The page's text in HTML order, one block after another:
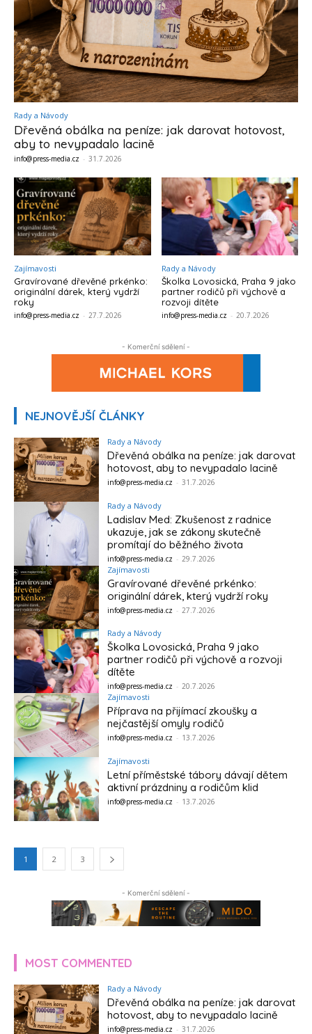
Rady a Návody
Dřevěná obálka na peníze: jak darovat hotovost,
aby to nevypadalo lacině
info@press-media.cz - 31.7.2026
Zajímavosti
Gravírované dřevěné prkénko:
originální dárek, který vydrží
roky
info@press-media.cz - 27.7.2026
Rady a Návody
Školka Lovosická, Praha 9 jako
partner rodičů při výchově a
rozvoji dítěte
info@press-media.cz - 20.7.2026
- Komerční sdělení -
NEJNOVĚJŠÍ ČLÁNKY
Rady a Návody
Dřevěná obálka na peníze: jak darovat
hotovost, aby to nevypadalo lacině
info@press-media.cz - 31.7.2026
Rady a Návody
Ladislav Med: Zkušenost z radnice
ukazuje, jak se zákony skutečně
promítají do běžného života
info@press-media.cz - 29.7.2026
Zajímavosti
Gravírované dřevěné prkénko:
originální dárek, který vydrží roky
info@press-media.cz - 27.7.2026
Rady a Návody
Školka Lovosická, Praha 9 jako
partner rodičů při výchově a rozvoji
dítěte
info@press-media.cz - 20.7.2026
Zajímavosti
Příprava na přijímací zkoušky a
nejčastější omyly rodičů
info@press-media.cz - 13.7.2026
Zajímavosti
Letní příměstské tábory dávají dětem
aktivní prázdniny a rodičům klid
info@press-media.cz - 13.7.2026
1 2 3
- Komerční sdělení -
MOST COMMENTED
Rady a Návody
Dřevěná obálka na peníze: jak darovat
hotovost, aby to nevypadalo lacině
info@press-media.cz - 31.7.2026